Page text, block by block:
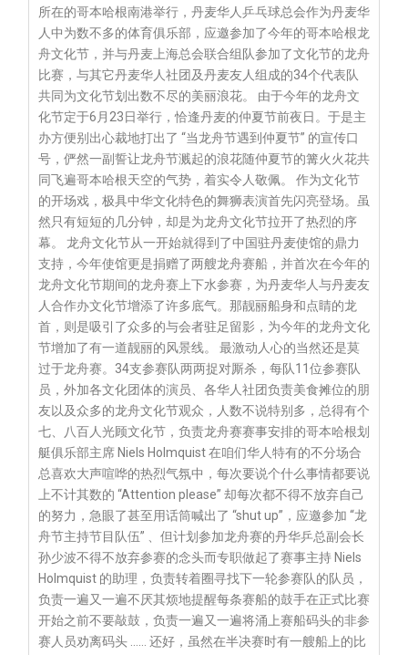
所在的哥本哈根南港举行，丹麦华人乒乓球总会作为丹麦华
人中为数不多的体育俱乐部，应邀参加了今年的哥本哈根龙
舟文化节，并与丹麦上海总会联合组队参加了文化节的龙舟
比赛，与其它丹麦华人社团及丹麦友人组成的34个代表队
共同为文化节划出数不尽的美丽浪花。 由于今年的龙舟文
化节定于6月23日举行，恰逢丹麦的仲夏节前夜日。于是主
办方便别出心裁地打出了 “当龙舟节遇到仲夏节” 的宣传口
号，俨然一副誓让龙舟节溅起的浪花随仲夏节的篝火火花共
同飞遍哥本哈根天空的气势，着实令人敬佩。 作为文化节
的开场戏，极具中华文化特色的舞狮表演首先闪亮登场。虽
然只有短短的几分钟，却是为龙舟文化节拉开了热烈的序
幕。 龙舟文化节从一开始就得到了中国驻丹麦使馆的鼎力
支持，今年使馆更是捐赠了两艘龙舟赛船，并首次在今年的
龙舟文化节期间的龙舟赛上下水参赛，为丹麦华人与丹麦友
人合作办文化节增添了许多底气。那靓丽船身和点睛的龙
首，则是吸引了众多的与会者驻足留影，为今年的龙舟文化
节增加了有一道靓丽的风景线。 最激动人心的当然还是莫
过于龙舟赛。34支参赛队两两捉对厮杀，每队11位参赛队
员，外加各文化团体的演员、各华人社团负责美食摊位的朋
友以及众多的龙舟文化节观众，人数不说特别多，总得有个
七、八百人光顾文化节，负责龙舟赛赛事安排的哥本哈根划
艇俱乐部主席 Niels Holmquist 在咱们华人特有的不分场合
总喜欢大声喧哗的热烈气氛中，每次要说个什么事情都要说
上不计其数的 “Attention please” 却每次都不得不放弃自己
的努力，急眼了甚至用话筒喊出了 “shut up”，应邀参加 “龙
舟节主持节目队伍” 、但计划参加龙舟赛的丹华乒总副会长
孙少波不得不放弃参赛的念头而专职做起了赛事主持 Niels
Holmquist 的助理，负责转着圈寻找下一轮参赛队的队员，
负责一遍又一遍不厌其烦地提醒每条赛船的鼓手在正式比赛
开始之前不要敲鼓，负责一遍又一遍将涌上赛船码头的非参
赛人员劝离码头 …… 还好，虽然在半决赛时有一艘船上的比